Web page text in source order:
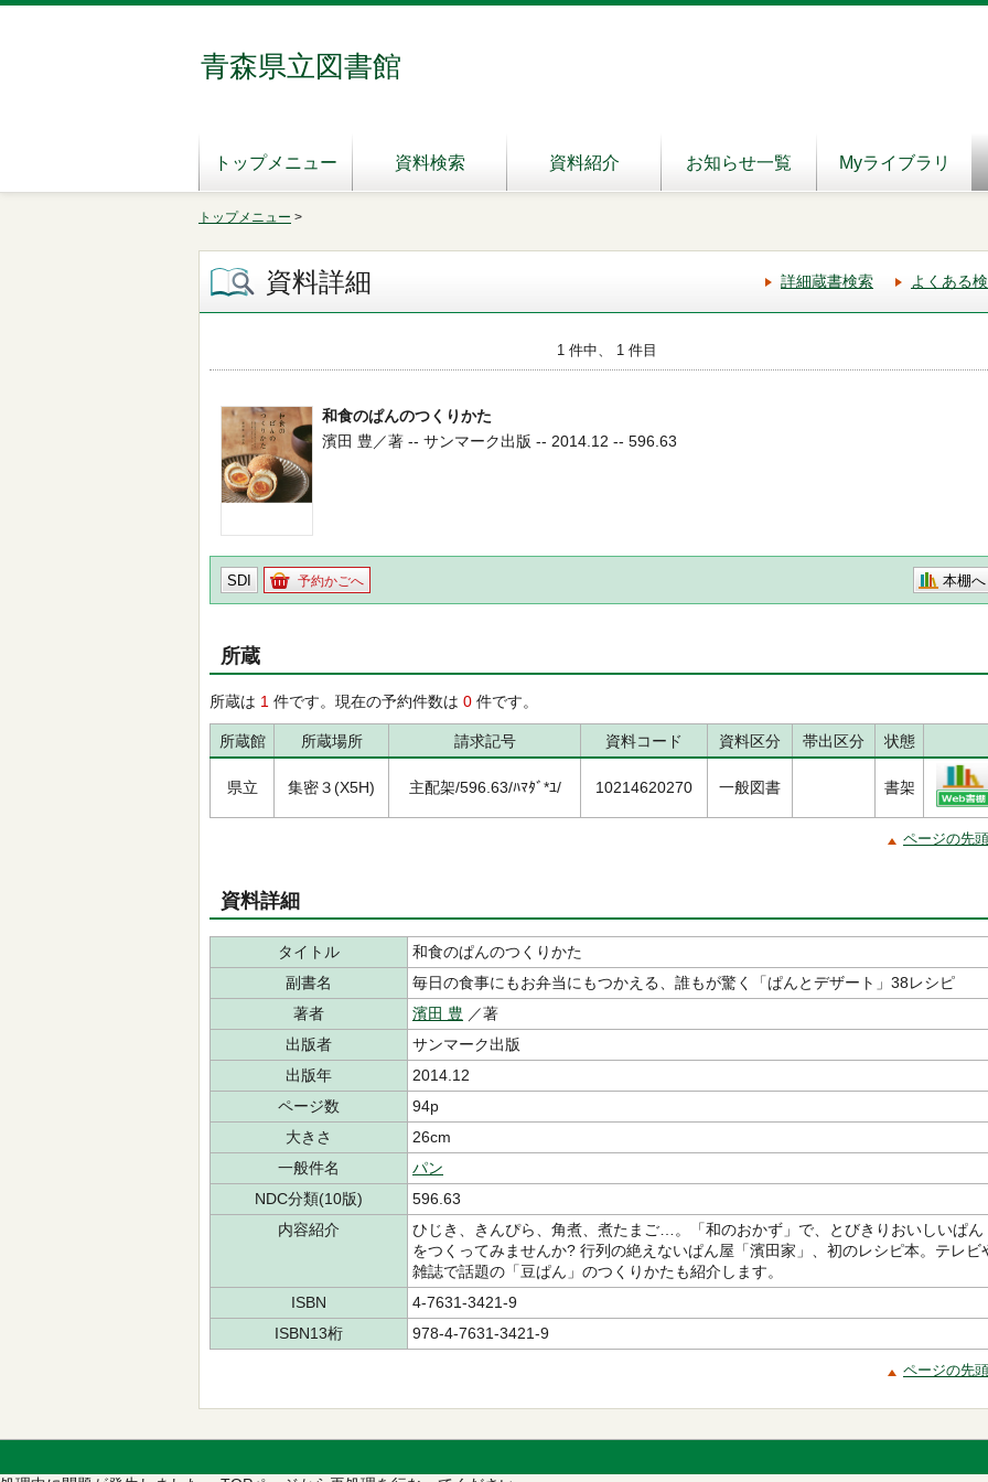
青森県立図書館
トップメニュー 資料検索 資料紹介 お知らせ一覧 Myライブラリ
トップメニュー >
資料詳細 詳細蔵書検索 よくある
1 件中、 1 件目
和食のぱんのつくりかた
濱田 豊／著 -- サンマーク出版 -- 2014.12 -- 596.63
SDI 予約かごへ 本棚へ
所蔵
所蔵は 1 件です。現在の予約件数は 0 件です。
所蔵館 所蔵場所 請求記号 資料コード 資料区分 帯出区分 状態
県立 集密３(X5H) 主配架/596.63/ﾊﾏﾀﾞ*ﾕ/ 10214620270 一般図書 書架
ページの先
資料詳細
タイトル
和食のぱんのつくりかた
副書名
毎日の食事にもお弁当にもつかえる、誰もが驚く「ぱんとデザート」38レシピ
著者
濱田 豊 ／著
出版者
サンマーク出版
出版年
2014.12
ページ数
94p
大きさ
26cm
一般件名
パン
NDC分類(10版)
596.63
内容紹介
ひじき、きんぴら、角煮、煮たまご…。「和のおかず」で、とびきりおいしいぱん
をつくってみませんか? 行列の絶えないぱん屋「濱田家」、初のレシピ本。テレビ
雑誌で話題の「豆ぱん」のつくりかたも紹介します。
ISBN
4-7631-3421-9
ISBN13桁
978-4-7631-3421-9
ページの先